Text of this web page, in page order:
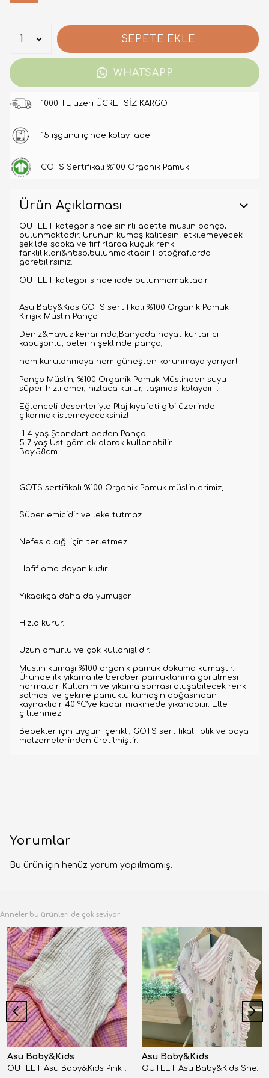
SEPETE EKLE
WHATSAPP
1000 TL üzeri ÜCRETSİZ KARGO
15 işgünü içinde kolay iade
GOTS Sertifikalı %100 Organik Pamuk
Ürün Açıklaması
OUTLET kategorisinde sınırlı adette müslin panço;
bulunmaktadır. Ürünün kumaş kalitesini etkilemeyecek
şekilde şapka ve fırfırlarda küçük renk
farklılıkları&nbsp;bulunmaktadır. Fotoğraflarda
görebilirsiniz.
OUTLET kategorisinde iade bulunmamaktadır.
Asu Baby&Kids GOTS sertifikalı %100 Organik Pamuk
Kırışık Müslin Panço
Deniz&Havuz kenarında,Banyoda hayat kurtarıcı
kapüşonlu, pelerin şeklinde panço,
hem kurulanmaya hem güneşten korunmaya yarıyor!
Panço Müslin, %100 Organik Pamuk Müslinden suyu
süper hızlı emer, hızlaca kurur, taşıması kolaydır!..
Eğlenceli desenleriyle Plaj kıyafeti gibi üzerinde
çıkarmak istemeyeceksiniz!
1-4 yaş Standart beden Panço
5-7 yaş Üst gömlek olarak kullanabilir
Boy:58cm
GOTS sertifikalı %100 Organik Pamuk müslinlerimiz,
Süper emicidir ve leke tutmaz.
Nefes aldığı için terletmez.
Hafif ama dayanıklıdır.
Yıkadıkça daha da yumuşar.
Hızla kurur.
Uzun ömürlü ve çok kullanışlıdır.
Müslin kumaşı %100 organik pamuk dokuma kumaştır.
Üründe ilk yıkama ile beraber pamuklanma görülmesi
normaldir. Kullanım ve yıkama sonrası oluşabilecek renk
solması ve çekme pamuklu kumaşın doğasından
kaynaklıdır. 40 °C’ye kadar makinede yıkanabilir. Elle
çitilenmez.
Bebekler için uygun içerikli, GOTS sertifikalı iplik ve boya
malzemelerinden üretilmiştir.
Yorumlar
Bu ürün için henüz yorum yapılmamış.
Anneler bu ürünleri de çok seviyor
Asu Baby&Kids
OUTLET Asu Baby&Kids Pinky Peach Retro Kurulama Örtüsü
Asu Baby&Kids
OUTLET Asu Baby&Kids Shelly Fırfırlı Müslin Panço